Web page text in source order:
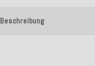
Beschreibung